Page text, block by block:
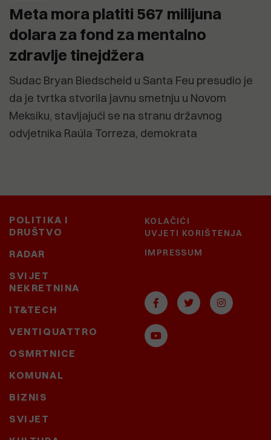
Meta mora platiti 567 milijuna
dolara za fond za mentalno
zdravlje tinejdžera
Sudac Bryan Biedscheid u Santa Feu presudio je
da je tvrtka stvorila javnu smetnju u Novom
Meksiku, stavljajući se na stranu državnog
odvjetnika Raúla Torreza, demokrata
POLITIKA I
DRUŠTVO
RADAR
SVIJET
NEKRETNINA
IT&TECH
VENTIQUATTRO
OSMRTNICE
KOMUNAL
BIZNIS
SVIJET
KOLAČIĆI
UVJETI KORIŠTENJA
IMPRESSUM